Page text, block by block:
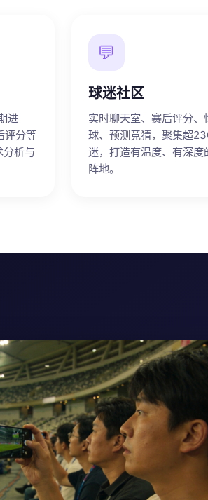
进
评分等
析与
💬
球迷社区
实时聊天室、赛后评分、
球、预测竞猜，聚集超
迷，打造有温度、有深度
阵地。